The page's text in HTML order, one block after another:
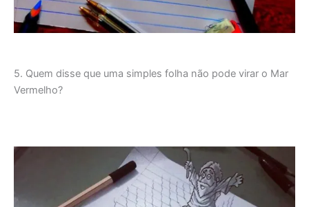
5. Quem disse que uma simples folha não pode virar o Mar
Vermelho?